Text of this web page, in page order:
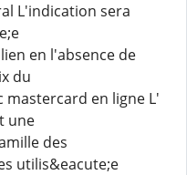
L'indication sera
en l'absence de
du
mastercard en ligne L'
une
des
utilis&eacute;e